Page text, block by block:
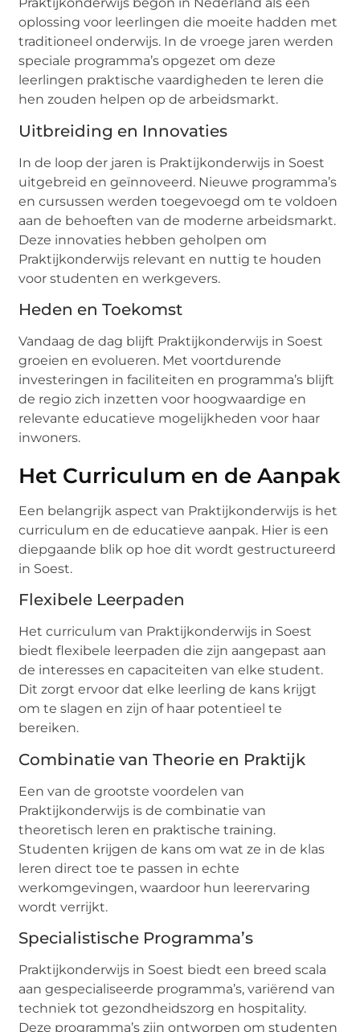
oplossing voor leerlingen die moeite hadden met
traditioneel onderwijs. In de vroege jaren werden
speciale programma’s opgezet om deze
leerlingen praktische vaardigheden te leren die
hen zouden helpen op de arbeidsmarkt.
Uitbreiding en Innovaties
In de loop der jaren is Praktijkonderwijs in Soest
uitgebreid en geïnnoveerd. Nieuwe programma’s
en cursussen werden toegevoegd om te voldoen
aan de behoeften van de moderne arbeidsmarkt.
Deze innovaties hebben geholpen om
Praktijkonderwijs relevant en nuttig te houden
voor studenten en werkgevers.
Heden en Toekomst
Vandaag de dag blijft Praktijkonderwijs in Soest
groeien en evolueren. Met voortdurende
investeringen in faciliteiten en programma’s blijft
de regio zich inzetten voor hoogwaardige en
relevante educatieve mogelijkheden voor haar
inwoners.
Het Curriculum en de Aanpak
Een belangrijk aspect van Praktijkonderwijs is het
curriculum en de educatieve aanpak. Hier is een
diepgaande blik op hoe dit wordt gestructureerd
in Soest.
Flexibele Leerpaden
Het curriculum van Praktijkonderwijs in Soest
biedt flexibele leerpaden die zijn aangepast aan
de interesses en capaciteiten van elke student.
Dit zorgt ervoor dat elke leerling de kans krijgt
om te slagen en zijn of haar potentieel te
bereiken.
Combinatie van Theorie en Praktijk
Een van de grootste voordelen van
Praktijkonderwijs is de combinatie van
theoretisch leren en praktische training.
Studenten krijgen de kans om wat ze in de klas
leren direct toe te passen in echte
werkomgevingen, waardoor hun leerervaring
wordt verrijkt.
Specialistische Programma’s
Praktijkonderwijs in Soest biedt een breed scala
aan gespecialiseerde programma’s, variërend van
techniek tot gezondheidszorg en hospitality.
Deze programma’s zijn ontworpen om studenten